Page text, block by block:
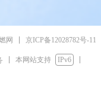
网 京ICP备12028782号-11
本网站支持
IPv6